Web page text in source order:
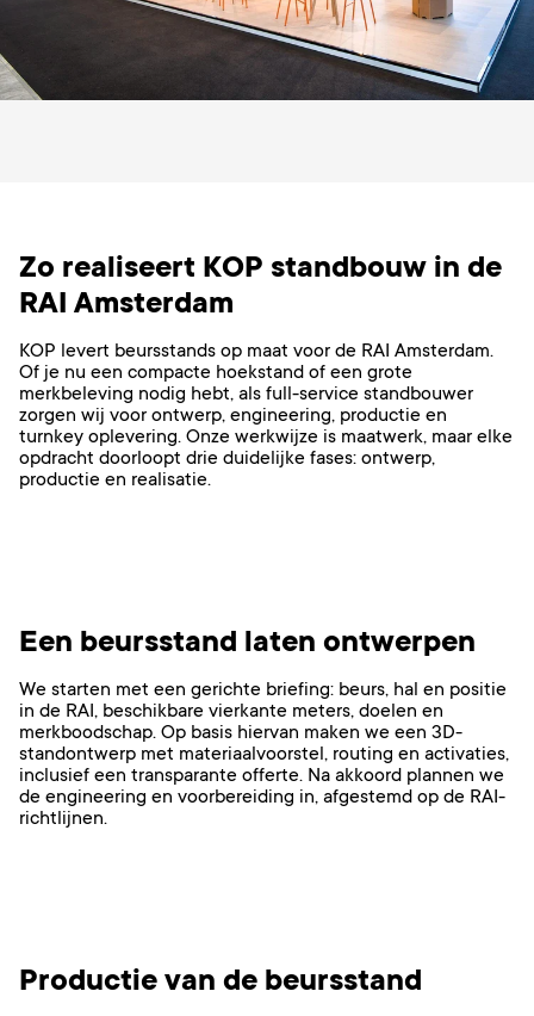
Zo realiseert KOP standbouw in de
RAI Amsterdam
KOP levert beursstands op maat voor de RAI Amsterdam.
Of je nu een compacte hoekstand of een grote
merkbeleving nodig hebt, als full-service standbouwer
zorgen wij voor ontwerp, engineering, productie en
turnkey oplevering. Onze werkwijze is maatwerk, maar elke
opdracht doorloopt drie duidelijke fases: ontwerp,
productie en realisatie.
Een beursstand laten ontwerpen
We starten met een gerichte briefing: beurs, hal en positie
in de RAI, beschikbare vierkante meters, doelen en
merkboodschap. Op basis hiervan maken we een 3D-
standontwerp met materiaalvoorstel, routing en activaties,
inclusief een transparante offerte. Na akkoord plannen we
de engineering en voorbereiding in, afgestemd op de RAI-
richtlijnen.
Productie van de beursstand